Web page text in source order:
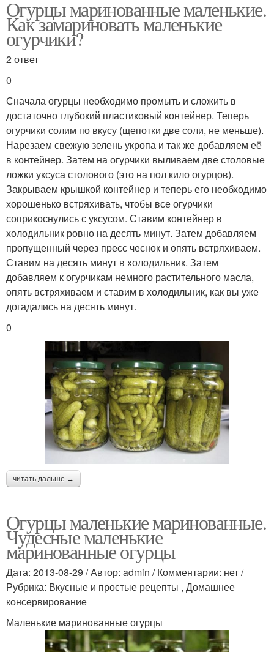
Огурцы маринованные маленькие.
Как замариновать маленькие
огурчики?
2 ответ
0
Сначала огурцы необходимо промыть и сложить в
достаточно глубокий пластиковый контейнер. Теперь
огурчики солим по вкусу (щепотки две соли, не меньше).
Нарезаем свежую зелень укропа и так же добавляем её
в контейнер. Затем на огурчики выливаем две столовые
ложки уксуса столового (это на пол кило огурцов).
Закрываем крышкой контейнер и теперь его необходимо
хорошенько встряхивать, чтобы все огурчики
соприкоснулись с уксусом. Ставим контейнер в
холодильник ровно на десять минут. Затем добавляем
пропущенный через пресс чеснок и опять встряхиваем.
Ставим на десять минут в холодильник. Затем
добавляем к огурчикам немного растительного масла,
опять встряхиваем и ставим в холодильник, как вы уже
догадались на десять минут.
0
читать дальше →
Огурцы маленькие маринованные.
Чудесные маленькие
маринованные огурцы
Дата: 2013-08-29 / Автор: admin / Комментарии: нет /
Рубрика: Вкусные и простые рецепты , Домашнее
консервирование
Маленькие маринованные огурцы